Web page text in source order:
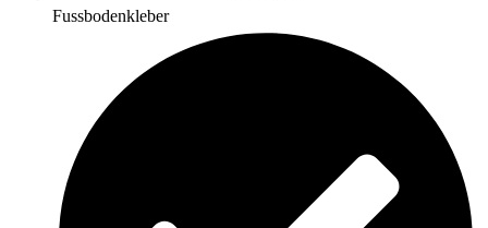
Fussbodenkleber